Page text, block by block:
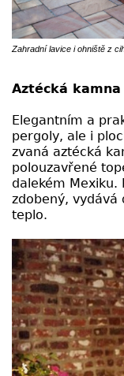
Zahradní lavice i ohniště z
Aztécká kamna
Elegantním a
pergoly, ale i
zvaná aztécká
polouzavřené
dalekém Mexiku.
zdobený, vydává
teplo.